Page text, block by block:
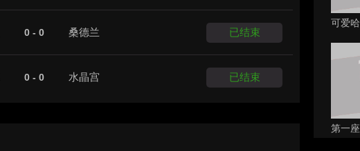
0 - 0 桑德兰 已结束
0 - 0 水晶宫 已结束